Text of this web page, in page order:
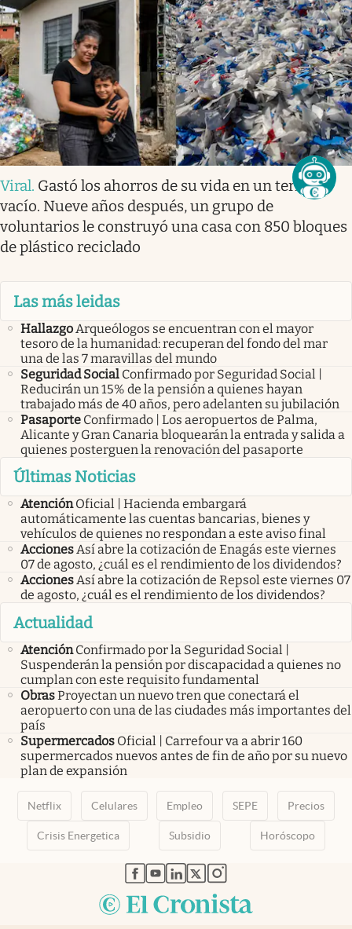
Viral. Gastó los ahorros de su vida en un terreno
vacío. Nueve años después, un grupo de
voluntarios le construyó una casa con 850 bloques
de plástico reciclado
Las más leidas
HallazgoArqueólogos se encuentran con el mayor
tesoro de la humanidad: recuperan del fondo del mar
una de las 7 maravillas del mundo
Seguridad Social Confirmado por Seguridad Social |
Reducirán un 15% de la pensión a quienes hayan
trabajado más de 40 años, pero adelanten su jubilación
Pasaporte Confirmado | Los aeropuertos de Palma,
Alicante y Gran Canaria bloquearán la entrada y salida a
quienes posterguen la renovación del pasaporte
Últimas Noticias
Atención Oficial | Hacienda embargará
automáticamente las cuentas bancarias, bienes y
vehículos de quienes no respondan a este aviso final
AccionesAsí abre la cotización de Enagás este viernes
07 de agosto, ¿cuál es el rendimiento de los dividendos?
AccionesAsí abre la cotización de Repsol este viernes 07
de agosto, ¿cuál es el rendimiento de los dividendos?
Actualidad
Atención Confirmado por la Seguridad Social |
Suspenderán la pensión por discapacidad a quienes no
cumplan con este requisito fundamental
ObrasProyectan un nuevo tren que conectará el
aeropuerto con una de las ciudades más importantes del
país
Supermercados Oficial | Carrefour va a abrir 160
supermercados nuevos antes de fin de año por su nuevo
plan de expansión
Netflix Celulares Empleo SEPE Precios
Crisis Energetica Subsidio Horóscopo
abre en nueva pestaña
abre en nueva pestaña
abre en nueva pestaña
abre en nueva pestaña
abre en nueva pestaña